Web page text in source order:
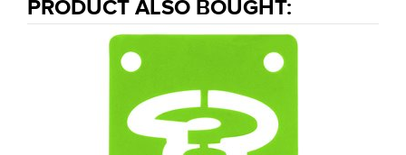
PRODUCT ALSO BOUGHT: